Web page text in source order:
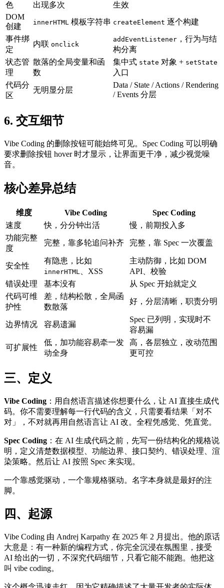
色
出现多次
生效
DOM
创建
innerHTML 模板字符串 createElement 逐个构建
事件绑
定
内联 onclick
addEventListener ，行为与结
构分离
状态管
理
散落的全局变量和函
数
集中式 state 对象 + setState
入口
代码分
区
无明显分层
Data / State / Actions / Rendering
/ Events 分层
6. 交互细节
Vibe Coding 的删除按钮可能始终可见。Spec Coding 可以明确
要求删除按钮 hover 时才显示，让界面更干净，减少视觉噪
音。
核心差异总结
维度 Vibe Coding
Spec Coding
速度
快，分分钟出活
慢，前期投入多
功能完整
度
完整，靠多轮追问补齐 完整，靠 Spec 一次覆盖
安全性
有隐患，比如
innerHTML 、XSS
主动防御，比如 DOM
API、校验
错误处理
基本没有
从 Spec 开始就定义
代码可维
护性
差，结构松散，全局函
数散落
好，分层清晰，职责分明
边界情况 容易遗漏
Spec 已列明，实现时不
容易漏
可扩展性
低，加功能容易牵一发
动全身
高，各层独立，改动范围
更可控
三、定义
Vibe Coding ：用自然语言描述你想要什么，让 AI 直接生成代
码。你不需要理解每一行代码的含义，只需要看结果「对不
对」，不对就再用自然语言让 AI 改。全程凭感觉、凭直觉。
Spec Coding ：在 AI 生成代码之前，先写一份结构化的规格说
明，定义清楚数据模型、功能边界、接口契约、错误处理、渲
染策略。然后让 AI 按照 Spec 来实现。
一个靠感觉驱动，一个靠规格驱动。名字本身就是最好的注
脚。
四、起源
Vibe Coding 由 Andrej Karpathy 在 2025 年 2 月提出。他的原话
大意是：有一种新的编程方式，你完全沉浸在氛围里，接受
AI 给出的一切，不深究代码细节，只看它能不能跑。他把这
叫 vibe coding。